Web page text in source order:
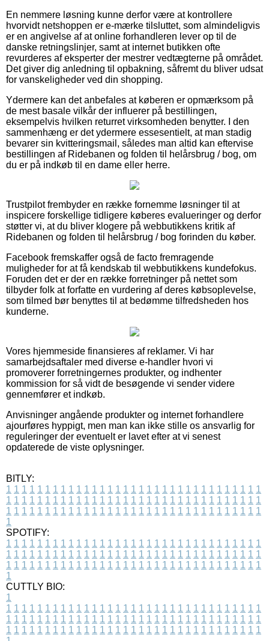
En nemmere løsning kunne derfor være at kontrollere
hvorvidt netshoppen er e-mærke tilsluttet, som almindeligvis
er en angivelse af at online forhandleren lever op til de
danske retningslinjer, samt at internet butikken ofte
revurderes af eksperter der mestrer vedtægterne på området.
Det giver dig anledning til opbakning, såfremt du bliver udsat
for vanskeligheder ved din shopping.
Ydermere kan det anbefales at køberen er opmærksom på
de mest basale vilkår der influerer på bestillingen,
eksempelvis hvilken returret virksomheden benytter. I den
sammenhæng er det ydermere essesentielt, at man stadig
bevarer sin kvitteringsmail, således man altid kan eftervise
bestillingen af Ridebanen og folden til helårsbrug / bog, om
du er på indkøb til en dame eller herre.
Trustpilot frembyder en række fornemme løsninger til at
inspicere forskellige tidligere køberes evalueringer og derfor
støtter vi, at du bliver klogere på webbutikkens kritik af
Ridebanen og folden til helårsbrug / bog forinden du køber.
Facebook fremskaffer også de facto fremragende
muligheder for at få kendskab til webbutikkens kundefokus.
Foruden det er der en række forretninger på nettet som
tilbyder folk at forfatte en vurdering af deres købsoplevelse,
som tilmed bør benyttes til at bedømme tilfredsheden hos
kunderne.
Vores hjemmeside finansieres af reklamer. Vi har
samarbejdsaftaler med diverse e-handler hvori vi
promoverer forretningernes produkter, og indhenter
kommission for så vidt de besøgende vi sender videre
gennemfører et indkøb.
Anvisninger angående produkter og internet forhandlere
ajourføres hyppigt, men man kan ikke stille os ansvarlig for
reguleringer der eventuelt er lavet efter at vi senest
opdaterede de viste oplysninger.
BITLY:
1 1 1 1 1 1 1 1 1 1 1 1 1 1 1 1 1 1 1 1 1 1 1 1 1 1 1 1 1 1 1 1 1
1 1 1 1 1 1 1 1 1 1 1 1 1 1 1 1 1 1 1 1 1 1 1 1 1 1 1 1 1 1 1 1 1
1 1 1 1 1 1 1 1 1 1 1 1 1 1 1 1 1 1 1 1 1 1 1 1 1 1 1 1 1 1 1 1 1
1
SPOTIFY:
1 1 1 1 1 1 1 1 1 1 1 1 1 1 1 1 1 1 1 1 1 1 1 1 1 1 1 1 1 1 1 1 1
1 1 1 1 1 1 1 1 1 1 1 1 1 1 1 1 1 1 1 1 1 1 1 1 1 1 1 1 1 1 1 1 1
1 1 1 1 1 1 1 1 1 1 1 1 1 1 1 1 1 1 1 1 1 1 1 1 1 1 1 1 1 1 1 1 1
1
CUTTLY BIO:
1
1 1 1 1 1 1 1 1 1 1 1 1 1 1 1 1 1 1 1 1 1 1 1 1 1 1 1 1 1 1 1 1 1
1 1 1 1 1 1 1 1 1 1 1 1 1 1 1 1 1 1 1 1 1 1 1 1 1 1 1 1 1 1 1 1 1
1 1 1 1 1 1 1 1 1 1 1 1 1 1 1 1 1 1 1 1 1 1 1 1 1 1 1 1 1 1 1 1 1